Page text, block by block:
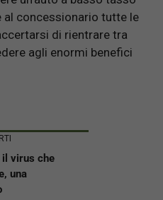
al concessionario tutte le
di rientrare tra
agli enormi benefici
virus che
una